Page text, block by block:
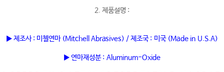
2. 제품설명 :
▶ 제조사 : 미첼연마 (Mitchell Abrasives) / 제조국 : 미국 (Made in U.S.A)
▶ 연마재성분 : Aluminum-Oxide